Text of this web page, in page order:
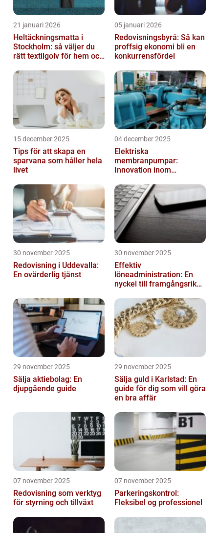
21 januari 2026
Heltäckningsmatta i
Stockholm: så väljer du
rätt textilgolv för hem och
05 januari 2026
Redovisningsbyrå: Så kan
proffsig ekonomi bli en
konkurrensfördel
15 december 2025
Tips för att skapa en
sparvana som håller hela
livet
04 december 2025
Elektriska
membranpumpar:
Innovation inom
30 november 2025
Redovisning i Uddevalla:
En ovärderlig tjänst
30 november 2025
Effektiv
löneadministration: En
nyckel till framgångsrika
29 november 2025
Sälja aktiebolag: En
djupgående guide
29 november 2025
Sälja guld i Karlstad: En
guide för dig som vill göra
en bra affär
07 november 2025
Redovisning som verktyg
för styrning och tillväxt
07 november 2025
Parkeringskontrol:
Fleksibel og professionel